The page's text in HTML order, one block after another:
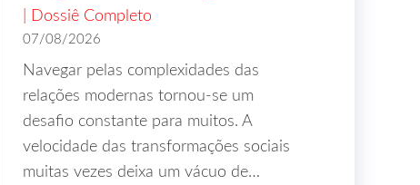
| Dossiê Completo
07/08/2026
Navegar pelas complexidades das
relações modernas tornou-se um
desafio constante para muitos. A
velocidade das transformações sociais
muitas vezes deixa um vácuo de…